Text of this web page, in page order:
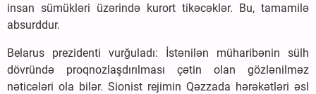
insan sümükləri üzərində kurort tikəcəklər. Bu, tamamilə
absurddur.
Belarus prezidenti vurğuladı: İstənilən müharibənin sülh
dövründə proqnozlaşdırılması çətin olan gözlənilməz
nəticələri ola bilər. Sionist rejimin Qəzzada hərəkətləri əsl